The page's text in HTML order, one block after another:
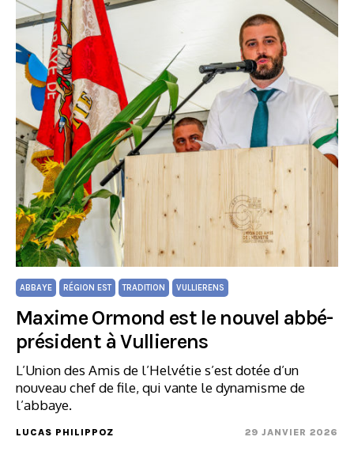
ABBAYE RÉGION EST TRADITION VULLIERENS
Maxime Ormond est le nouvel abbé-
président à Vullierens
L’Union des Amis de l’Helvétie s’est dotée d’un
nouveau chef de file, qui vante le dynamisme de
l’abbaye.
LUCAS PHILIPPOZ 29 JANVIER 2026